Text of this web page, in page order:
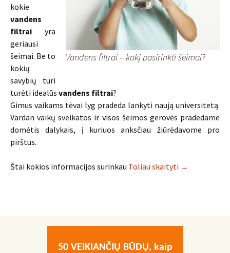
Vandens filtrai – kokį pasirinkti šeimai?
kokie
vandens
filtrai yra
geriausi
šeimai. Be to
kokių
savybių turi
turėti idealūs vandens filtrai?
Gimus vaikams tėvai lyg pradeda lankyti naują universitetą.
Vardan vaikų sveikatos ir visos šeimos gerovės pradedame
domėtis dalykais, į kuriuos anksčiau žiūrėdavome pro
pirštus.
Štai kokios informacijos surinkau Toliau skaityti Vandens
→
50 VEIKIANČIŲ BŪDŲ, kaip